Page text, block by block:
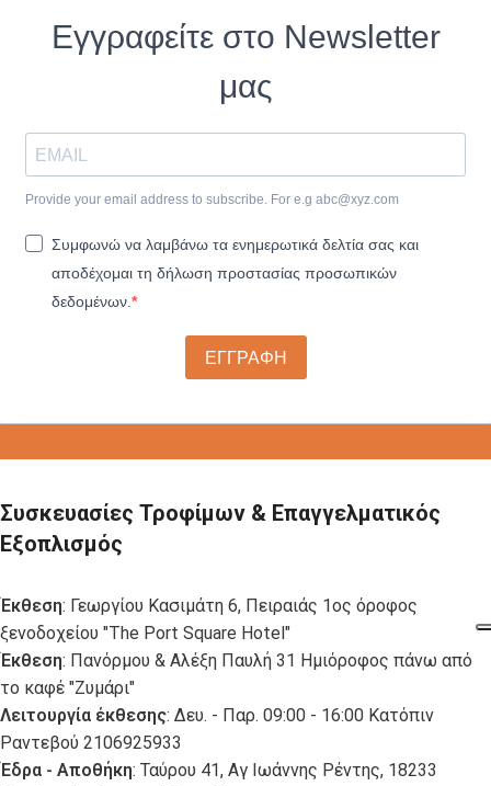
Εγγραφείτε στο Newsletter
μας
Provide your email address to subscribe. For e.g abc@xyz.com
Συμφωνώ να λαμβάνω τα ενημερωτικά δελτία σας και
αποδέχομαι τη δήλωση προστασίας προσωπικών
δεδομένων.
ΕΓΓΡΑΦΗ
Συσκευασίες Τροφίμων & Επαγγελματικός
Εξοπλισμός
Έκθεση: Γεωργίου Κασιμάτη 6, Πειραιάς 1ος όροφος
ξενοδοχείου "The Port Square Hotel"
Έκθεση: Πανόρμου & Αλέξη Παυλή 31 Ημιόροφος πάνω από
το καφέ "Ζυμάρι"
Λειτουργία έκθεσης: Δευ. - Παρ. 09:00 - 16:00 Κατόπιν
Ραντεβού 2106925933
Έδρα - Αποθήκη: Ταύρου 41, Αγ Ιωάννης Ρέντης, 18233